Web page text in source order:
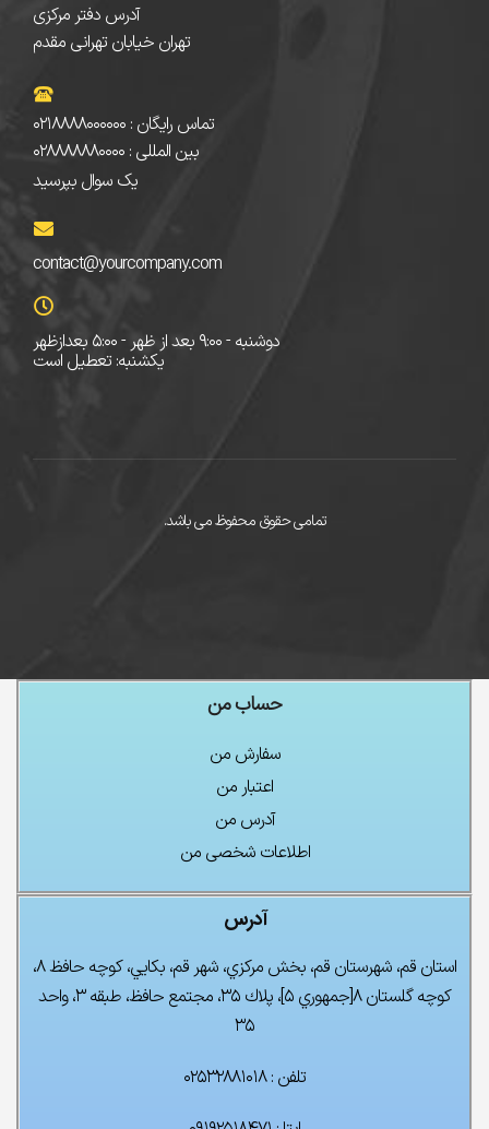
آدرس دفتر مرکزی
تهران خیابان تهرانی مقدم
تماس رایگان : ۰۲۱۸۸۸۸۰۰۰۰۰۰
بین المللی : ۰۲۸۸۸۸۸۸۰۰۰۰
یک سوال بپرسید
contact@yourcompany.com
دوشنبه - ۹:۰۰ بعد از ظهر - ۵:۰۰ بعدازظهر
یکشنبه: تعطیل است
تمامی حقوق محفوظ می باشد.
حساب من
سفارش من
اعتبار من
آدرس من
اطلاعات شخصی من
آدرس
استان قم، شهرستان قم، بخش مركزي، شهر قم، بكايي، كوچه حافظ ۸،
كوچه گلستان ۸[جمهوري ۵]، پلاك ۳۵، مجتمع حافظ، طبقه ۳، واحد
۳۵
تلفن : ۰۲۵۳۲۸۸۱۰۱۸